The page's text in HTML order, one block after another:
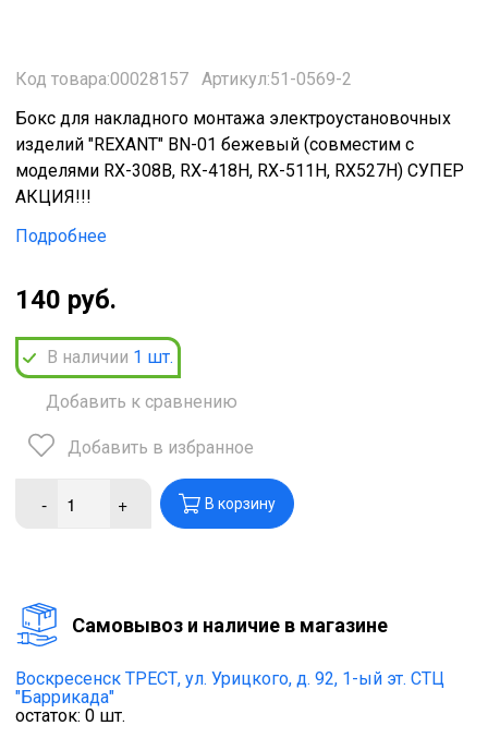
Код товара:00028157
Артикул:51-0569-2
Бокс для накладного монтажа электроустановочных
изделий "REXANT" BN-01 бежевый (совместим с
моделями RX-308B, RX-418H, RX-511H, RX527H) СУПЕР
АКЦИЯ!!!
Подробнее
140 руб.
В наличии 1 шт.
Добавить к сравнению
Добавить в избранное
- + В корзину
Cамовывоз и наличие в магазине
Воскресенск ТРЕСТ, ул. Урицкого, д. 92, 1-ый эт. СТЦ
"Баррикада"
остаток: 0 шт.